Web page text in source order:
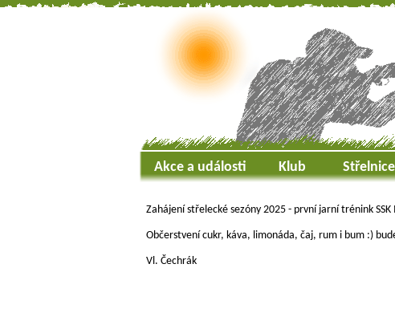
Akce a události Klub Střelnice
Zahájení střelecké sezóny 2025 - první jarní trénink SSK
Občerstvení cukr, káva, limonáda, čaj, rum i bum :)
Vl. Čechrák